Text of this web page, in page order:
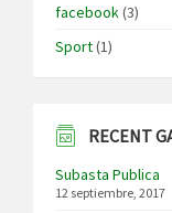
facebook(3)
Sport(1)
RECENT
Subasta Publica
12 septiembre, 2017